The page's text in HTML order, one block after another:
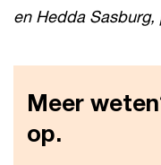
en Hedda Sasburg,
Meer
op.